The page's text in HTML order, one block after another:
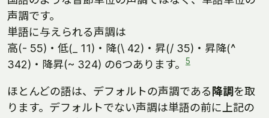
声調です。
単語に与えられる声調は
高(- 55)・低(_ 11)・降(\ 42)・昇(/ 35)・昇降(^
342)・降昇(~ 324) の6つあります。
5
ほとんどの語は、デフォルトの声調である 降調を取
ります。デフォルトでない声調は単語の前に上記の